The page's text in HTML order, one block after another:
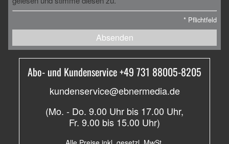
* Pflichtfeld
Absenden
Abo- und Kundenservice +49 731 88005-8205
kundenservice@ebnermedia.de
(Mo. - Do. 9.00 Uhr bis 17.00 Uhr,
Fr. 9.00 bis 15.00 Uhr)